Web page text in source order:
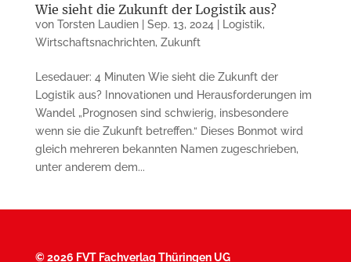
Wie sieht die Zukunft der Logistik aus?
von Torsten Laudien| Sep. 13, 2024 Logistik,
Wirtschaftsnachrichten, Zukunft
Lesedauer: 4 Minuten Wie sieht die Zukunft der
Logistik aus? Innovationen und Herausforderungen im
Wandel „Prognosen sind schwierig, insbesondere
wenn sie die Zukunft betreffen.“ Dieses Bonmot wird
gleich mehreren bekannten Namen zugeschrieben,
unter anderem dem...
©2026 FVT Fachverlag Thüringen UG